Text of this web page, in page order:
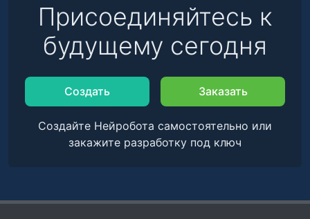
Присоединяйтесь к
будущему сегодня
Создать Заказать
Создайте Нейробота самостоятельно или
закажите разработку под ключ